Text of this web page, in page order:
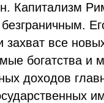
Капитализм
захват все
богатства и
доходов